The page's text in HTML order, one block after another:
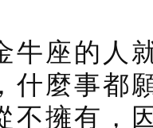
牛座的人
什麼事
不擁有，